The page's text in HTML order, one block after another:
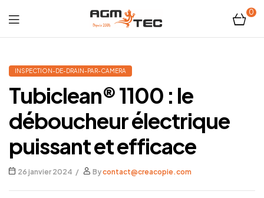
Tubicam®
XL
–
Caméra
d'inspection
Ø50
0
INSPECTION-DE-DRAIN-PAR-CAMERA
Tubiclean® 1100 : le
déboucheur électrique
puissant et efficace
26 janvier 2024 Bycontact@creacopie.com